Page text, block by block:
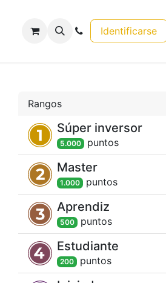
Identificarse
Rangos
Súper inversor
5.000 puntos
Master
1.000 puntos
Aprendiz
500 puntos
Estudiante
200 puntos